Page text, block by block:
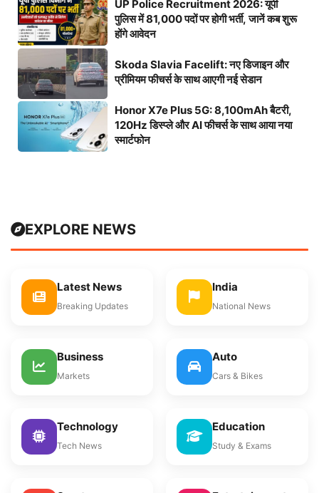
UP Police Recruitment 2026: यूपी
पुलिस में 81,000 पदों पर होगी भर्ती, जानें कब शुरू
होंगे आवेदन
Skoda Slavia Facelift: नए डिजाइन और
प्रीमियम फीचर्स के साथ आएगी नई सेडान
Honor X7e Plus 5G: 8,100mAh बैटरी,
120Hz डिस्प्ले और AI फीचर्स के साथ आया नया
स्मार्टफोन
EXPLORE NEWS
Latest News
Breaking Updates
India
National News
Business
Markets
Auto
Cars & Bikes
Technology
Tech News
Education
Study & Exams